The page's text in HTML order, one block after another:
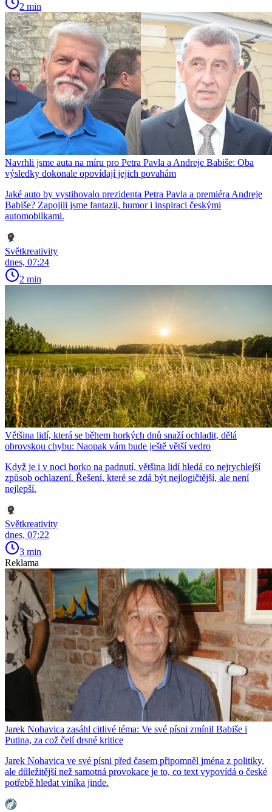
2 min
Navrhli jsme auta na míru pro Petra Pavla a Andreje Babiše: Oba
výsledky dokonale opovídají jejich povahám
Jaké auto by vystihovalo prezidenta Petra Pavla a premiéra Andreje
Babiše? Zapojili jsme fantazii, humor i inspiraci českými
automobilkami.
Světkreativity
dnes, 07:24
2 min
Většina lidí, která se během horkých dnů snaží ochladit, dělá
obrovskou chybu: Naopak vám bude ještě větší vedro
Když je i v noci horko na padnutí, většina lidí hledá co nejrychlejší
způsob ochlazení. Řešení, které se zdá být nejlogičtější, ale není
nejlepší.
Světkreativity
dnes, 07:22
3 min
Reklama
Jarek Nohavica zasáhl citlivé téma: Ve své písni zmínil Babiše i
Putina, za což čelí drsné kritice
Jarek Nohavica ve své písni před časem připomněl jména z politiky,
ale důležitější než samotná provokace je to, co text vypovídá o české
potřebě hledat viníka jinde.